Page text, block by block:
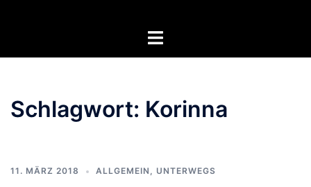
Menü
Schlagwort: Korinna
11. MÄRZ 2018 ALLGEMEIN , UNTERWEGS